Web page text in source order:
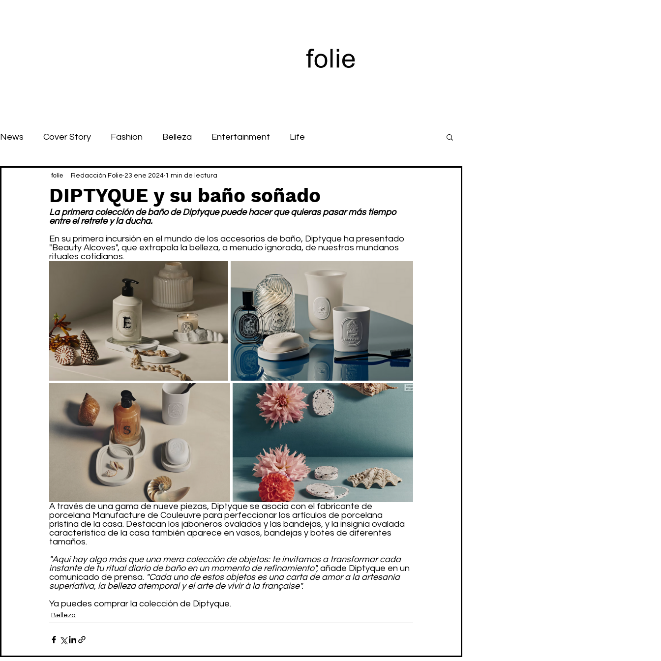
News Cover Story Fashion Belleza Entertainment Life
DIPTYQUE y su baño soñado
Redacción Folie 23 ene 2024 1 min de lectura
La primera colección de baño de Diptyque puede hacer que quieras pasar más tiempo
entre el retrete y la ducha.
En su primera incursión en el mundo de los accesorios de baño, Diptyque ha presentado
"Beauty Alcoves", que extrapola la belleza, a menudo ignorada, de nuestros mundanos
rituales cotidianos.
A través de una gama de nueve piezas, Diptyque se asocia con el fabricante de
porcelana Manufacture de Couleuvre para perfeccionar los artículos de porcelana
prístina de la casa. Destacan los jaboneros ovalados y las bandejas, y la insignia ovalada
característica de la casa también aparece en vasos, bandejas y botes de diferentes
tamaños.
"Aquí hay algo más que una mera colección de objetos: te invitamos a transformar cada
instante de tu ritual diario de baño en un momento de refinamiento", añade Diptyque en un
comunicado de prensa. "Cada uno de estos objetos es una carta de amor a la artesanía
superlativa, la belleza atemporal y el arte de vivir à la française".
Ya puedes comprar la colección de Diptyque.
Belleza